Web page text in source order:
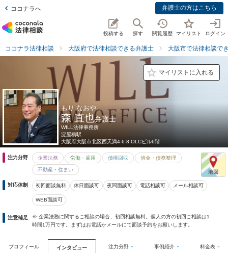
ココナラへ 弁護士の方はこちら
投稿する 探す 閲覧履歴 マイリスト ログイン
ココナラ法律相談 大阪府で法律相談できる弁護士 大阪市で法律相談で
マイリストに入れる
もり なおや
森 直也弁護士
WILL法律事務所
淀屋橋駅
大阪府大阪市北区西天満4-6-8 OLCビル6階
注力分野 企業法務 労働・雇用 債権回収 借金・債務整理
不動産・住まい
対応体制 初回面談無料 休日面談可 夜間面談可 電話相談可 メール相談可
WEB面談可
注意補足
※ 企業法務に関するご相談の場合、初回相談無料。個人の方の初回ご相談は1
時間1万円です。まずはお電話かメールにて面談予約をお願いします。
プロフィール インタビュー 注力分野 事例紹介 料金表